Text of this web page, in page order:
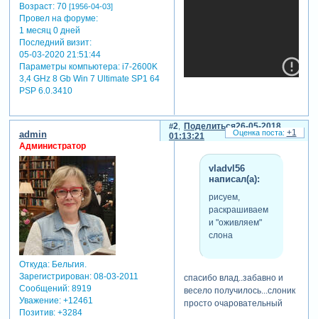
Возраст:70 [1956-04-03]
Провел на форуме:
1 месяц 0 дней
Последний визит:
05-03-2020 21:51:44
Параметры компьютера:i7-2600K
3,4 GHz 8 Gb Win 7 Ultimate SP1 64
PSP 6.0.3410
Поделиться
2
26-05-2018
01:13:21
admin
Администратор
Откуда:Бельгия.
Зарегистрирован: 08-03-2011
Сообщений:8919
Уважение: +12461
Позитив: +3284
vladvl56
написал(а):
рисуем,
раскрашиваем
и "оживляем"
слона
спасибо влад..забавно и
весело получилось...слоник
просто очаровательный
+1